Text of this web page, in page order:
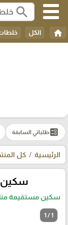
search
home الكل
ballotطلباتي السابقة
الرئيسية كل
سكين مستقيمة
1 / 1